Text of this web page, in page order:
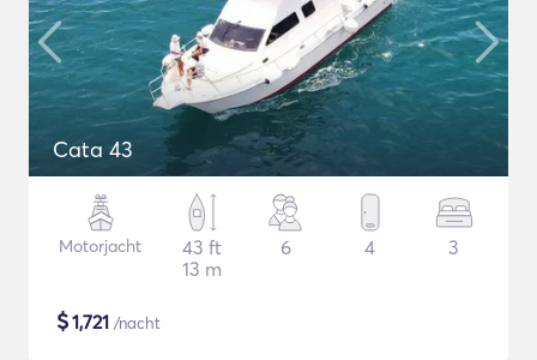
Cata 43
Motorjacht
43 ft
13 m
6 4 3
$1,721 /nacht